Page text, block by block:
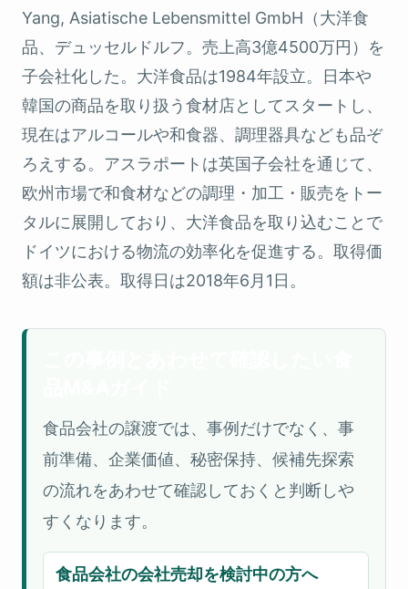
Yang, Asiatische Lebensmittel GmbH（大洋食
品、デュッセルドルフ。売上高3億4500万円）を
子会社化した。大洋食品は1984年設立。日本や
韓国の商品を取り扱う食材店としてスタートし、
現在はアルコールや和食器、調理器具なども品ぞ
ろえする。アスラポートは英国子会社を通じて、
欧州市場で和食材などの調理・加工・販売をトー
タルに展開しており、大洋食品を取り込むことで
ドイツにおける物流の効率化を促進する。取得価
額は非公表。取得日は2018年6月1日。
食品会社の譲渡では、事例だけでなく、事
前準備、企業価値、秘密保持、候補先探索
の流れをあわせて確認しておくと判断しや
すくなります。
食品会社の会社売却を検討中の方へ